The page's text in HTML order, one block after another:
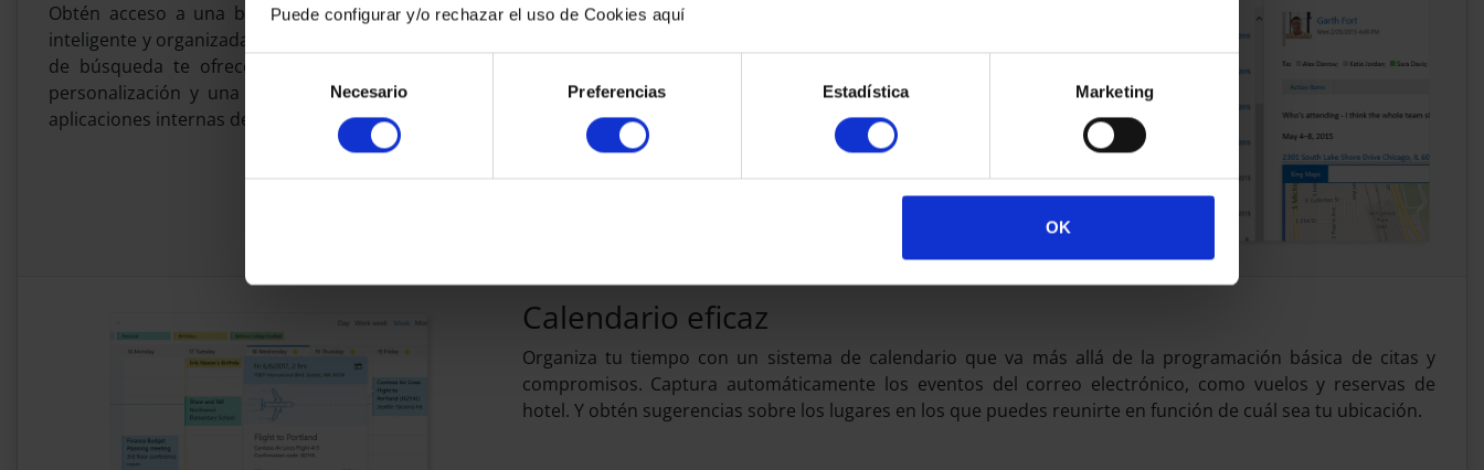
Puede configurar y/o rechazar el uso de Cookies aquí
Selección
consentimiento
Necesario Preferencias Estadística Marketing
OK
Obtén acceso a una bandeja de entrada más personalizada con características útiles y una forma más
inteligente y organizada de ver el correo electrónico y de realizar con él las acciones oportunas. Las mejoras
de búsqueda te ofrecen resultados más rápidos y completos. Con los complementos, obtendrás una
personalización y una extensibilidad avanzadas, que te pondrán en contacto con servicios modernos y
aplicaciones internas de línea de negocio.
Calendario eficaz
Organiza tu tiempo con un sistema de calendario que va más allá de la programación básica de citas y
compromisos. Captura automáticamente los eventos del correo electrónico, como vuelos y reservas de
hotel. Y obtén sugerencias sobre los lugares en los que puedes reunirte en función de cuál sea tu ubicación.